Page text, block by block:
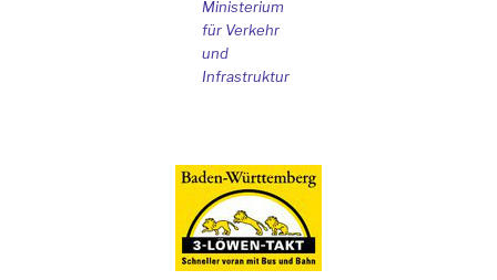
Ministerium
für Verkehr
und
Infrastruktur